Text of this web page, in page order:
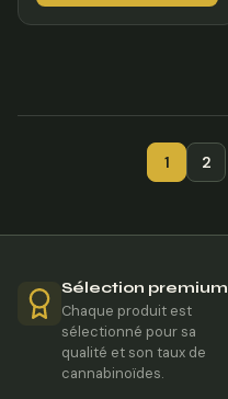
1 2
Sélection premium
Chaque produit est
sélectionné pour sa
qualité et son taux de
cannabinoïdes.